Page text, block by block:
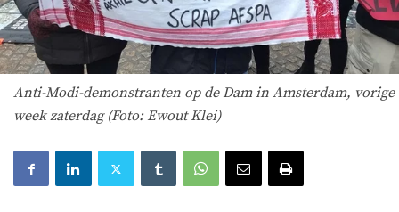
Anti-Modi-demonstranten op de Dam in Amsterdam, vorige
week zaterdag (Foto: Ewout Klei)